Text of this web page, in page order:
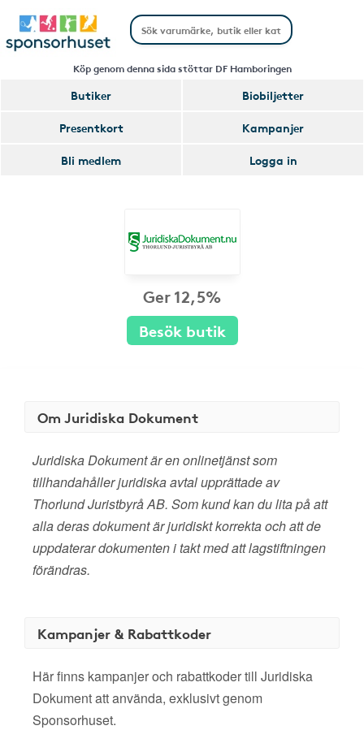
Köp genom denna sida stöttar DF Hamboringen
Butiker
Biobiljetter
Presentkort
Kampanjer
Bli medlem
Logga in
Ger 12,5%
Besök butik
Om Juridiska Dokument
Juridiska Dokument är en onlinetjänst som
tillhandahåller juridiska avtal upprättade av
Thorlund Juristbyrå AB. Som kund kan du lita på att
alla deras dokument är juridiskt korrekta och att de
uppdaterar dokumenten i takt med att lagstiftningen
förändras.
Kampanjer & Rabattkoder
Här finns kampanjer och rabattkoder till Juridiska
Dokument att använda, exklusivt genom
Sponsorhuset.